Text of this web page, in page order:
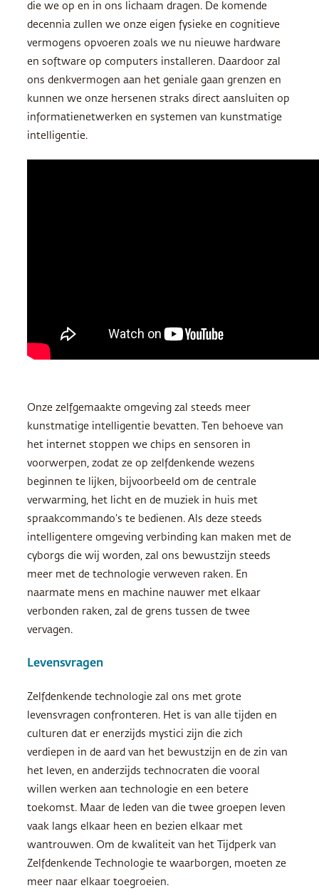
die we op en in ons lichaam dragen. De komende
decennia zullen we onze eigen fysieke en cognitieve
vermogens opvoeren zoals we nu nieuwe hardware
en software op computers installeren. Daardoor zal
ons denkvermogen aan het geniale gaan grenzen en
kunnen we onze hersenen straks direct aansluiten op
informatienetwerken en systemen van kunstmatige
intelligentie.
Onze zelfgemaakte omgeving zal steeds meer
kunstmatige intelligentie bevatten. Ten behoeve van
het internet stoppen we chips en sensoren in
voorwerpen, zodat ze op zelfdenkende wezens
beginnen te lijken, bijvoorbeeld om de centrale
verwarming, het licht en de muziek in huis met
spraakcommando’s te bedienen. Als deze steeds
intelligentere omgeving verbinding kan maken met de
cyborgs die wij worden, zal ons bewustzijn steeds
meer met de technologie verweven raken. En
naarmate mens en machine nauwer met elkaar
verbonden raken, zal de grens tussen de twee
vervagen.
Levensvragen
Zelfdenkende technologie zal ons met grote
levensvragen confronteren. Het is van alle tijden en
culturen dat er enerzijds mystici zijn die zich
verdiepen in de aard van het bewustzijn en de zin van
het leven, en anderzijds technocraten die vooral
willen werken aan technologie en een betere
toekomst. Maar de leden van die twee groepen leven
vaak langs elkaar heen en bezien elkaar met
wantrouwen. Om de kwaliteit van het Tijdperk van
Zelfdenkende Technologie te waarborgen, moeten ze
meer naar elkaar toegroeien.